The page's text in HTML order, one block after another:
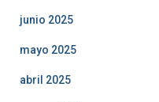
junio 2025
mayo 2025
abril 2025